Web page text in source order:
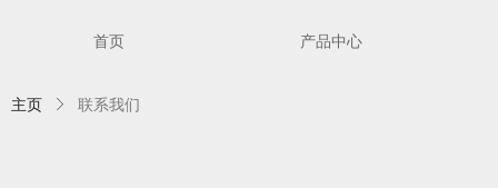
首页 产品中心
主页 ꁕ 联系我们